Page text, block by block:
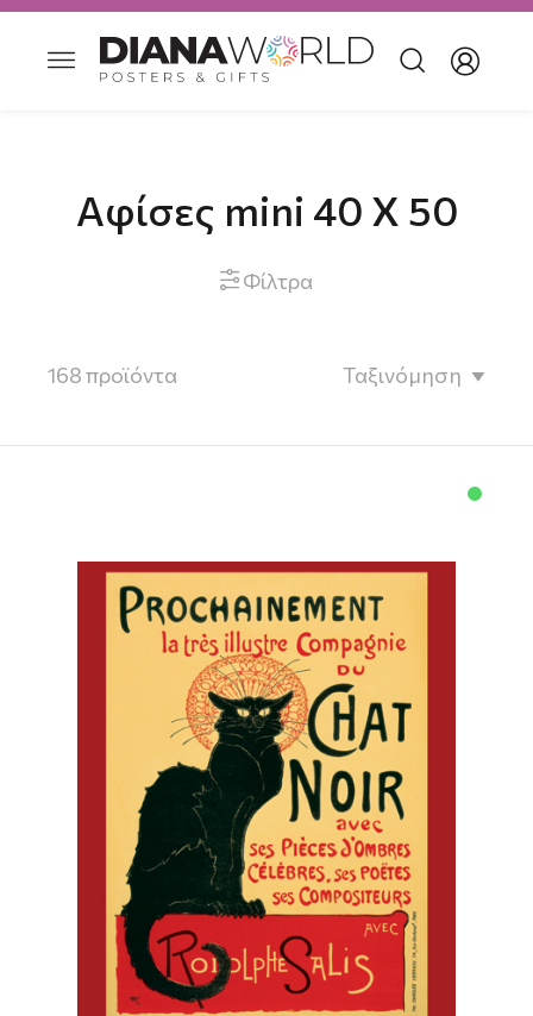
Αφίσες mini 40 X 50
 Φίλτρα
168προϊόντα Ταξινόμηση